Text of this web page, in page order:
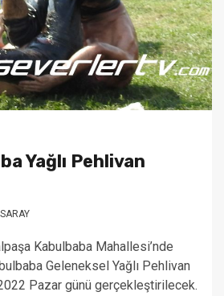
Yağlı Pehlivan
Kabulbaba Mahallesi’nde
Geleneksel Yağlı Pehlivan
Pazar günü gerçekleştirilecek.